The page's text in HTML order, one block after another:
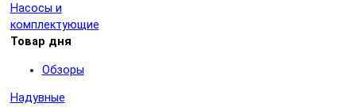
Насосы и
комплектующие
Товар дня
Обзоры
Надувные